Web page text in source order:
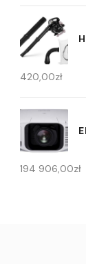
420,00zł
194 906,00zł